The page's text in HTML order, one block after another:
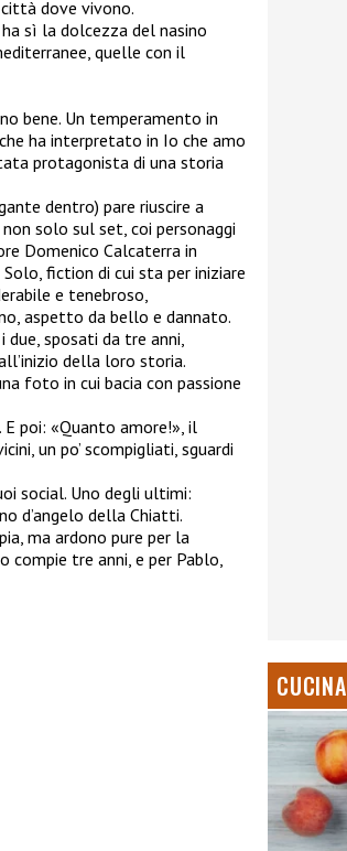
dove vivono.
sì la dolcezza del nasino
quelle con il
bene. Un temperamento in
ha interpretato in Io che amo
protagonista di una storia
dentro) pare riuscire a
solo sul set, coi personaggi
Domenico Calcaterra in
fiction di cui sta per iniziare
e tenebroso,
aspetto da bello e dannato.
sposati da tre anni,
della loro storia.
foto in cui bacia con passione
poi: «Quanto amore!», il
un po’ scompigliati, sguardi
social. Uno degli ultimi:
d’angelo della Chiatti.
ma ardono pure per la
compie tre anni, e per Pablo,
CUCINA